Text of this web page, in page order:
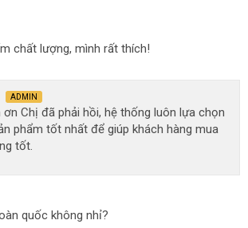
chất lượng, mình rất thích!
ADMIN
ơn Chị đã phải hồi, hệ thống luôn lựa chọn
phẩm tốt nhất để giúp khách hàng mua
tốt.
quốc không nhỉ?